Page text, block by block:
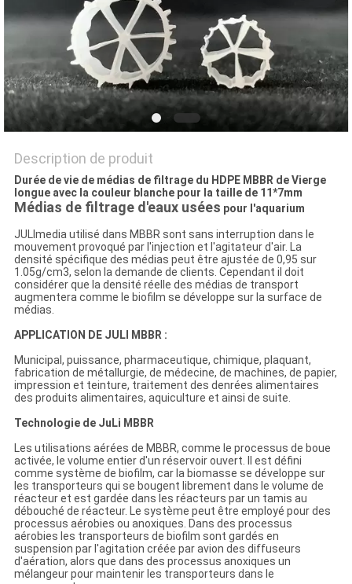
POLITIQUE
DE
CONFIDENTIALITÉ
Description de produit
Durée de vie de médias de filtrage du HDPE MBBR de Vierge
longue avec la couleur blanche pour la taille de 11*7mm
Médias de filtrage d'eaux usées pour l'aquarium
JULImedia utilisé dans MBBR sont sans interruption dans le
mouvement provoqué par l'injection et l'agitateur d'air. La
densité spécifique des médias peut être ajustée de 0,95 sur
1.05g/cm3, selon la demande de clients. Cependant il doit
considérer que la densité réelle des médias de transport
augmentera comme le biofilm se développe sur la surface de
médias.
APPLICATION DE JULI MBBR :
Municipal, puissance, pharmaceutique, chimique, plaquant,
fabrication de métallurgie, de médecine, de machines, de papier,
impression et teinture, traitement des denrées alimentaires
des produits alimentaires, aquiculture et ainsi de suite.
Technologie de JuLi MBBR
Les utilisations aérées de MBBR, comme le processus de boue
activée, le volume entier d'un réservoir ouvert. Il est défini
comme système de biofilm, car la biomasse se développe sur
les transporteurs qui se bougent librement dans le volume de
réacteur et est gardée dans les réacteurs par un tamis au
débouché de réacteur. Le système peut être employé pour des
processus aérobies ou anoxiques. Dans des processus
aérobies les transporteurs de biofilm sont gardés en
suspension par l'agitation créée par avion des diffuseurs
d'aération, alors que dans des processus anoxiques un
mélangeur pour maintenir les transporteurs dans le